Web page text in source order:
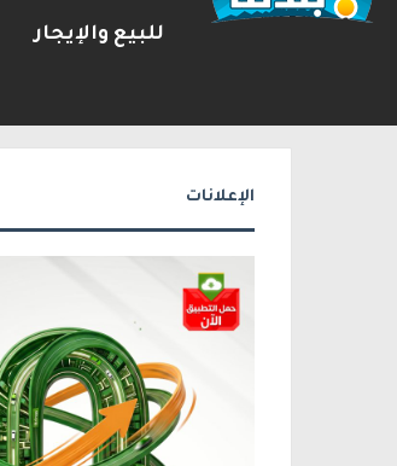
للبيع والإيجار
الإعلانات